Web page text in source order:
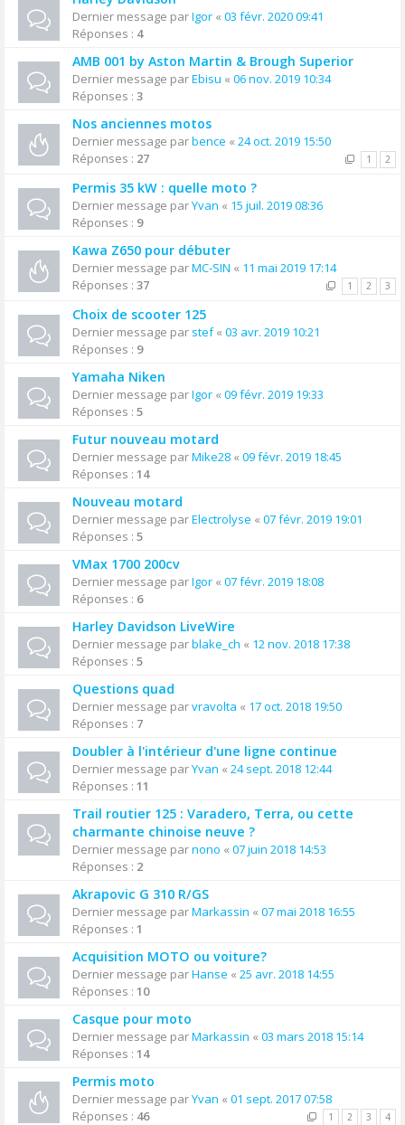
Dernier message parIgor « 03 févr. 2020 09:41
Réponses : 4
AMB 001 by Aston Martin & Brough Superior
Dernier message parEbisu « 06 nov. 2019 10:34
Réponses : 3
Nos anciennes motos
Dernier message parbence « 24 oct. 2019 15:50
Réponses : 27 1 2
Permis 35 kW : quelle moto ?
Dernier message parYvan « 15 juil. 2019 08:36
Réponses : 9
Kawa Z650 pour débuter
Dernier message parMC-SIN « 11 mai 2019 17:14
Réponses : 37 1 2 3
Choix de scooter 125
Dernier message par stef« 03 avr. 2019 10:21
Réponses : 9
Yamaha Niken
Dernier message parIgor « 09 févr. 2019 19:33
Réponses : 5
Futur nouveau motard
Dernier message parMike28 « 09 févr. 2019 18:45
Réponses : 14
Nouveau motard
Dernier message parElectrolyse « 07 févr. 2019 19:01
Réponses : 5
VMax 1700 200cv
Dernier message parIgor « 07 févr. 2019 18:08
Réponses : 6
Harley Davidson LiveWire
Dernier message parblake_ch « 12 nov. 2018 17:38
Réponses : 5
Questions quad
Dernier message parvravolta « 17 oct. 2018 19:50
Réponses : 7
Doubler à l'intérieur d'une ligne continue
Dernier message parYvan « 24 sept. 2018 12:44
Réponses : 11
Trail routier 125 : Varadero, Terra, ou cette
charmante chinoise neuve ?
Dernier message parnono « 07 juin 2018 14:53
Réponses : 2
Akrapovic G 310 R/GS
Dernier message parMarkassin « 07 mai 2018 16:55
Réponses : 1
Acquisition MOTO ou voiture?
Dernier message parHanse « 25 avr. 2018 14:55
Réponses : 10
Casque pour moto
Dernier message parMarkassin « 03 mars 2018 15:14
Réponses : 14
Permis moto
Dernier message parYvan « 01 sept. 2017 07:58
Réponses : 46 1 2 3 4